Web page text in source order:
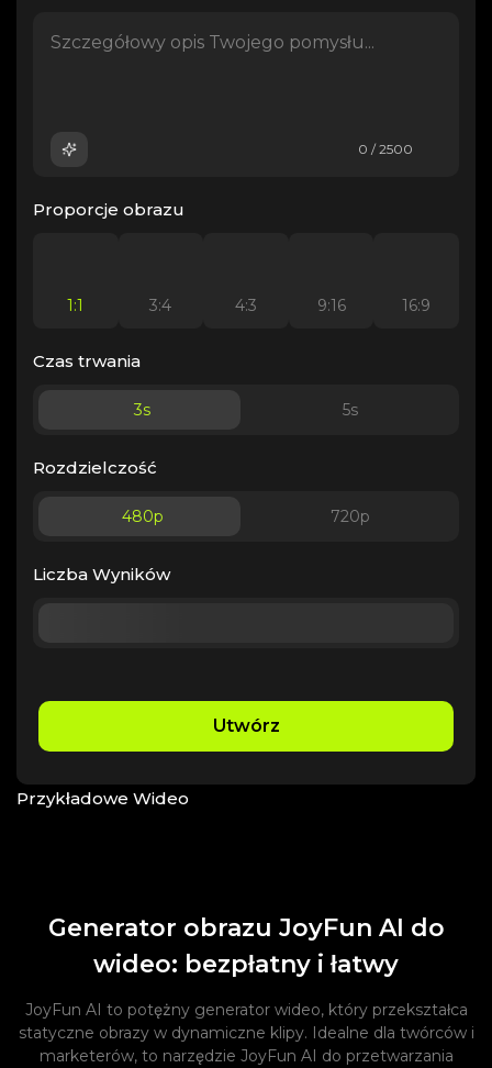
0 / 2500
Proporcje obrazu
1:1 3:4 4:3 9:16 16:9
Czas trwania
3s 5s
Rozdzielczość
480p 720p
Liczba Wyników
Utwórz
Przykładowe Wideo
Generator obrazu JoyFun AI do
wideo: bezpłatny i łatwy
JoyFun AI to potężny generator wideo, który przekształca
statyczne obrazy w dynamiczne klipy. Idealne dla twórców i
marketerów, to narzędzie JoyFun AI do przetwarzania